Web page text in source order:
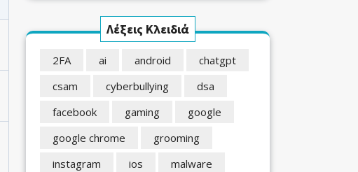
Λέξεις Κλειδιά
2FA ai android
chatgpt
csam
cyberbullying
dsa
facebook
gaming
google
google chrome
grooming
instagram
ios
malware